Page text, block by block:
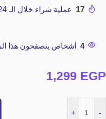
17 عملية شراء خلال الـ 24 ساعة الماضية
4 أشخاص يتصفحون هذا
1,299 EGP
-
+